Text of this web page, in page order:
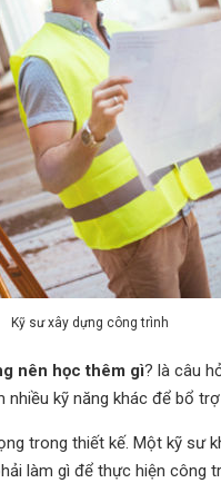
Kỹ sư xây dựng công trình
nên học thêm gì? là câu
kỹ năng khác để bổ
trong thiết kế. Một kỹ sư
làm gì để thực hiện công